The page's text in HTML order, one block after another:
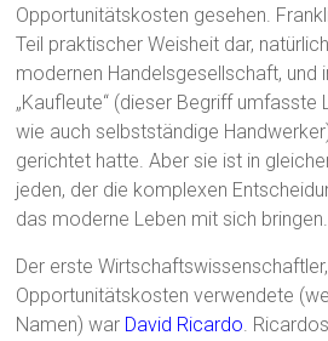
Opportunitätskosten gesehen.
Teil praktischer Weisheit dar,
modernen Handelsgesellschaft, und
„Kaufleute“ (dieser Begriff
wie auch selbstständige
gerichtet hatte. Aber sie ist in
jeden, der die komplexen
das moderne Leben mit sich bringen.
Der erste
Opportunitätskosten verwendete
Namen) war David Ricardo.